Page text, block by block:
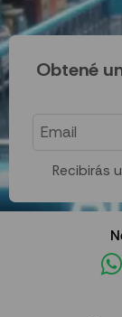
Obtené
Recibirás